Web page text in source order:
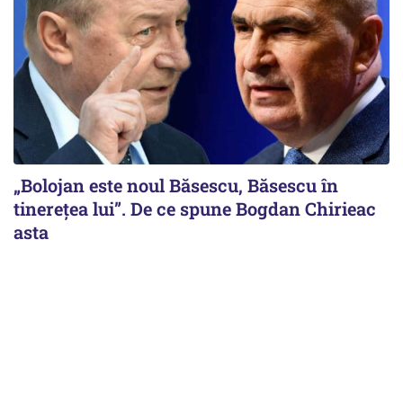
„Bolojan este noul Băsescu, Băsescu în
tinerețea lui”. De ce spune Bogdan Chirieac
asta